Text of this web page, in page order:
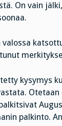
On vain
valossa
kysymys
Otetaan
palkinto.